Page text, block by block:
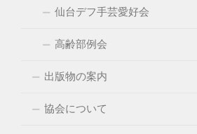
仙台デフ手芸愛好会
高齢部例会
出版物の案内
協会について